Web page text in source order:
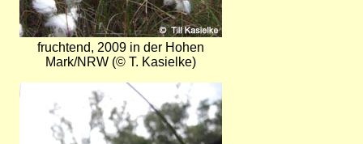
fruchtend, 2009 in der Hohen
Mark/NRW (© T. Kasielke)
Bild